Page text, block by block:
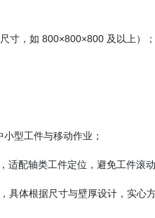
寸，如 800×800×800 及以上）；
型工件与移动作业；
适配轴类工件定位，避免工件滚动
体根据尺寸与壁厚设计，实心